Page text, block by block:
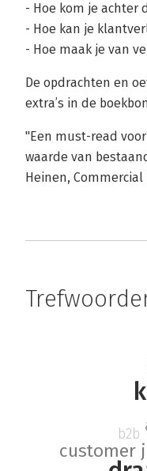
- Hoe kom je achter
- Hoe kan je
- Hoe maak je van
De opdrachten en
extra’s in de
"Een must-read
waarde van
Heinen,
customer
b2b